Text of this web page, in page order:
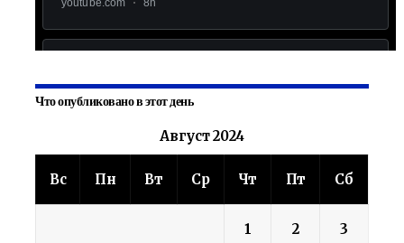
Что опубликовано в этот день
Август 2024
Вс Пн Вт Ср Чт Пт Сб
1 2 3